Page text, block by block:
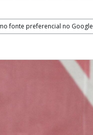
fonte preferencial no Google